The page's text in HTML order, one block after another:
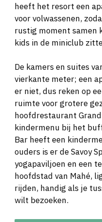
heeft het resort een
voor volwassenen,
rustig moment samen
kids in de miniclub
De kamers en suites
vierkante meter; een
er niet, dus reken op
ruimte voor grotere
hoofdrestaurant
kindermenu bij het
Bar heeft een
ouders is er de Savoy
yogapaviljoen en een
hoofdstad van Mahé,
rijden, handig als je
wilt bezoeken.